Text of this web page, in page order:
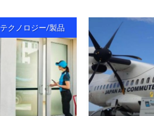
テクノロジー/製品